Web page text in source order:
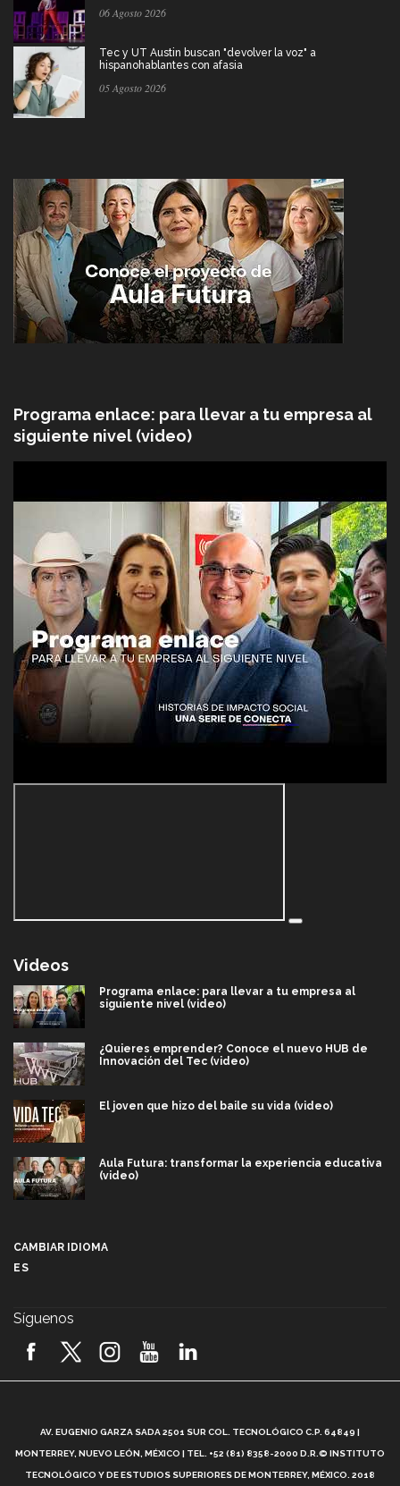
06 Agosto 2026
Tec y UT Austin buscan "devolver la voz" a
hispanohablantes con afasia
05 Agosto 2026
Programa enlace: para llevar a tu empresa al
siguiente nivel (video)
Videos
Programa enlace: para llevar a tu empresa al
siguiente nivel (video)
¿Quieres emprender? Conoce el nuevo HUB de
Innovación del Tec (video)
El joven que hizo del baile su vida (video)
Aula Futura: transformar la experiencia educativa
(video)
2026! (video)
¿Cómo es el Modelo Educativo Tec? (video)
CAMBIAR IDIOMA
ES
Síguenos
AV. EUGENIO GARZA SADA 2501 SUR COL. TECNOLÓGICO C.P. 64849 |
MONTERREY, NUEVO LEÓN, MÉXICO | TEL. +52 (81) 8358-2000 D.R.© INSTITUTO
TECNOLÓGICO Y DE ESTUDIOS SUPERIORES DE MONTERREY, MÉXICO. 2018